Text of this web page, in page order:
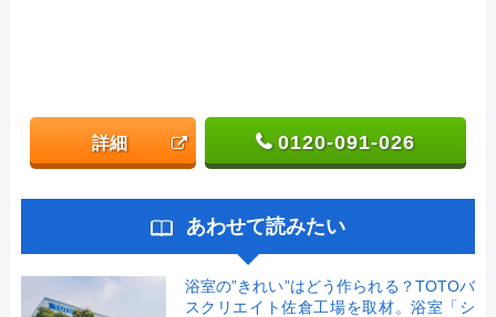
詳細 0120-091-026
あわせて読みたい
浴室の”きれい”はどう作られる？TOTOバ
スクリエイト佐倉工場を取材。浴室「シ